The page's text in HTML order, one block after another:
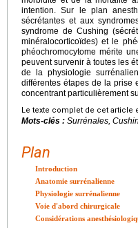
intention. Sur le plan
sécrétantes et aux
syndrome de Cushing
minéralocorticoïdes) et le
phéochromocytome mérite
peuvent survenir à toutes les
de la physiologie
différentes étapes de la prise
concentrant particulièrement
Le texte complet de cet article
Mots-clés : Surrénales,
Plan
Introduction
Anatomie surrénalienne
Physiologie surrénalienne
Voie d'abord chirurgicale
Considérations